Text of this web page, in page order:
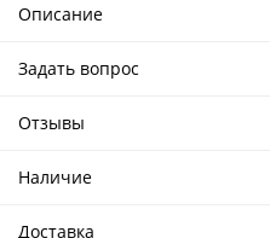
Описание
Задать вопрос
Отзывы
Наличие
Доставка